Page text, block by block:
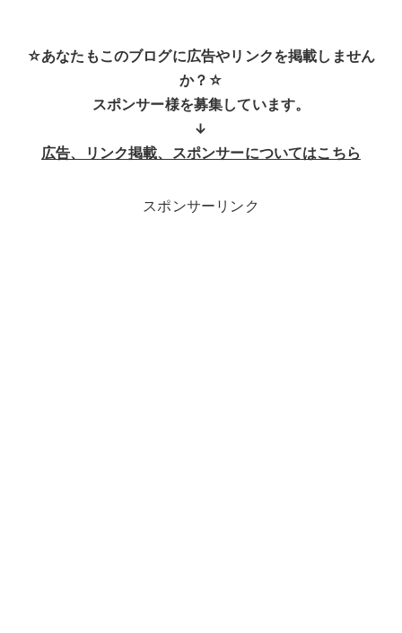
☆あなたもこのブログに広告やリンクを掲載しません
か？☆
スポンサー様を募集しています。
↓
広告、リンク掲載、スポンサーについてはこちら
スポンサーリンク